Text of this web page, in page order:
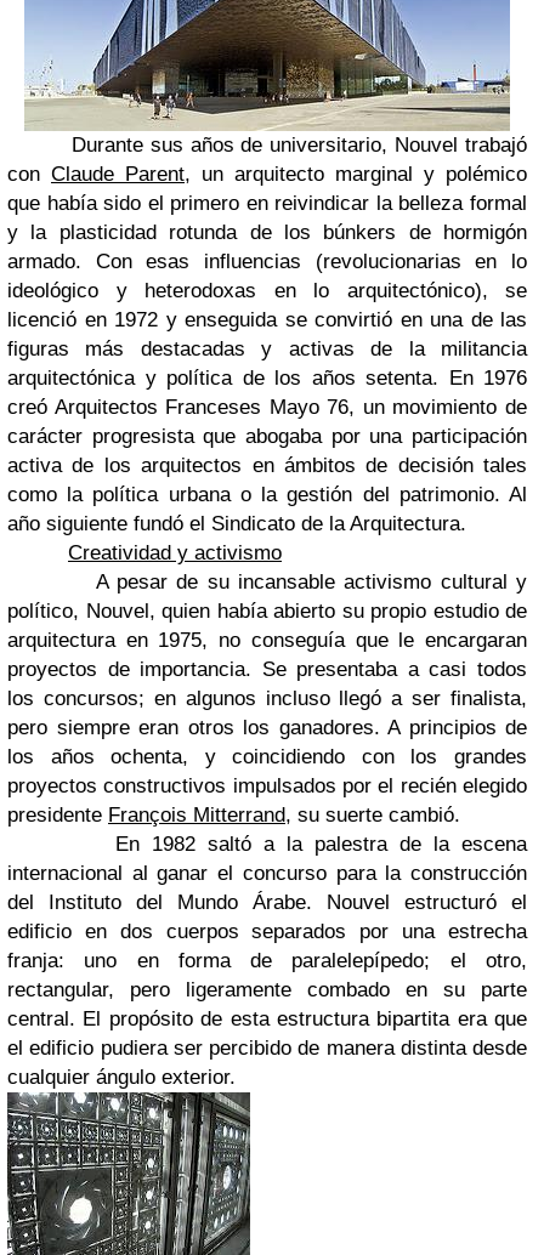
Durante sus años de universitario, Nouvel trabajó
con Claude Parent, un arquitecto marginal y polémico
que había sido el primero en reivindicar la belleza formal
y la plasticidad rotunda de los búnkers de hormigón
armado. Con esas influencias (revolucionarias en lo
ideológico y heterodoxas en lo arquitectónico), se
licenció en 1972 y enseguida se convirtió en una de las
figuras más destacadas y activas de la militancia
arquitectónica y política de los años setenta. En 1976
creó Arquitectos Franceses Mayo 76, un movimiento de
carácter progresista que abogaba por una participación
activa de los arquitectos en ámbitos de decisión tales
como la política urbana o la gestión del patrimonio. Al
año siguiente fundó el Sindicato de la Arquitectura.
Creatividad y activismo
A pesar de su incansable activismo cultural y
político, Nouvel, quien había abierto su propio estudio de
arquitectura en 1975, no conseguía que le encargaran
proyectos de importancia. Se presentaba a casi todos
los concursos; en algunos incluso llegó a ser finalista,
pero siempre eran otros los ganadores. A principios de
los años ochenta, y coincidiendo con los grandes
proyectos constructivos impulsados por el recién elegido
presidente François Mitterrand, su suerte cambió.
En 1982 saltó a la palestra de la escena
internacional al ganar el concurso para la construcción
del Instituto del Mundo Árabe. Nouvel estructuró el
edificio en dos cuerpos separados por una estrecha
franja: uno en forma de paralelepípedo; el otro,
rectangular, pero ligeramente combado en su parte
central. El propósito de esta estructura bipartita era que
el edificio pudiera ser percibido de manera distinta desde
cualquier ángulo exterior.